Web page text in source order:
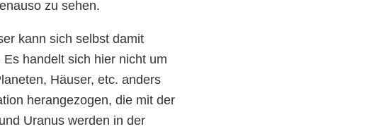
zu sehen.
kann sich selbst damit
handelt sich hier nicht um
Häuser, etc. anders
herangezogen, die mit der
Uranus werden in der